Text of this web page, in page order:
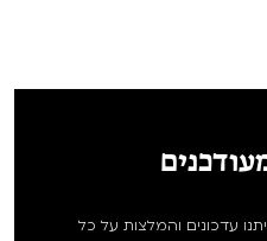
עדכונים והמלצות על כל